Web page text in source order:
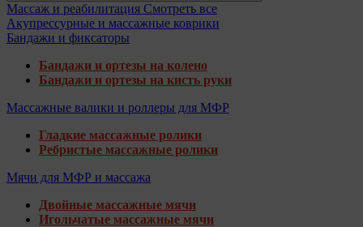
Массаж и реабилитация Смотреть все
Акупрессурные и массажные коврики
Бандажи и фиксаторы
Бандажи и ортезы на колено
Бандажи и ортезы на кисть руки
Массажные валики и роллеры для МФР
Гладкие массажные ролики
Ребристые массажные ролики
Мячи для МФР и массажа
Двойные массажные мячи
Игольчатые массажные мячи